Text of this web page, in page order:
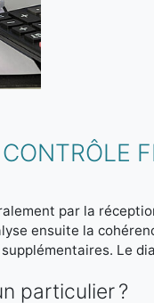
par la
ensuite la
Le
particulier ?